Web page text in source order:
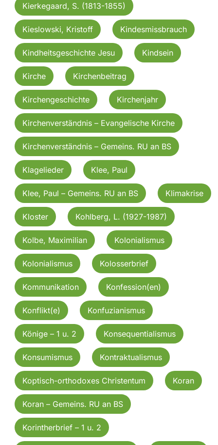
Kierkegaard, S. (1813-1855)
Kieslowski, Kristoff Kindesmissbrauch
Kindheitsgeschichte Jesu Kindsein
Kirche Kirchenbeitrag
Kirchengeschichte Kirchenjahr
Kirchenverständnis – Evangelische Kirche
Kirchenverständnis – Gemeins. RU an BS
Klagelieder Klee, Paul
Klee, Paul – Gemeins. RU an BS Klimakrise
Kloster Kohlberg, L. (1927-1987)
Kolbe, Maximilian Kolonialismus
Kolonialismus Kolosserbrief
Kommunikation Konfession(en)
Konflikt(e) Konfuzianismus
Könige – 1 u. 2 Konsequentialismus
Konsumismus Kontraktualismus
Koptisch-orthodoxes Christentum Koran
Koran – Gemeins. RU an BS
Korintherbrief – 1 u. 2